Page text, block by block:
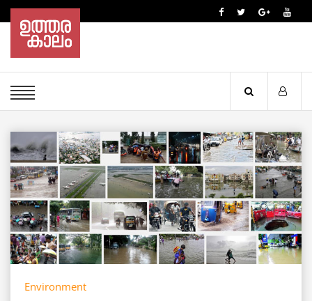
Environment